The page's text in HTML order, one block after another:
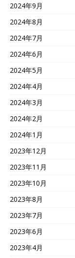
2024年9月
2024年8月
2024年7月
2024年6月
2024年5月
2024年4月
2024年3月
2024年2月
2024年1月
2023年12月
2023年11月
2023年10月
2023年8月
2023年7月
2023年6月
2023年4月